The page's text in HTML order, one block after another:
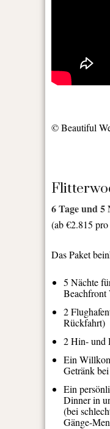
©Beautiful
6 Tage und 5
(ab €2.815
Das Paket
5 Nächte
2
Rückfahrt)
2 Hin- und
Ein
Getränk
Ein
Dinner in
(bei
Gänge-